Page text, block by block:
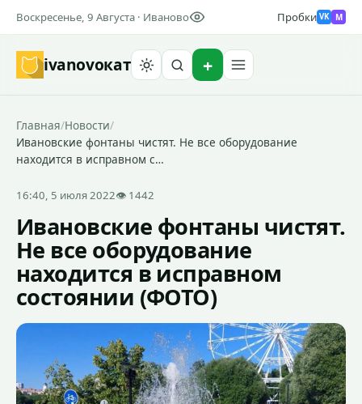
Воскресенье, 9 Августа · Иваново Пробки VK M
ivanovoкат
Главная/Новости/
Ивановские фонтаны чистят. Не все оборудование
находится в исправном с…
16:40, 5 июля 2022👁 1442
Ивановские фонтаны чистят.
Не все оборудование
находится в исправном
состоянии (ФОТО)